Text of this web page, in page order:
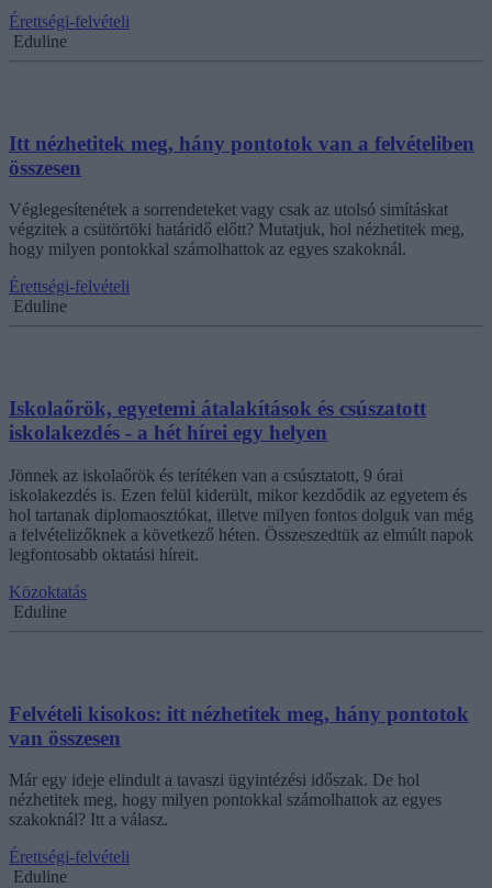
Érettségi-felvételi
Eduline
Itt nézhetitek meg, hány pontotok van a felvételiben
összesen
Véglegesítenétek a sorrendeteket vagy csak az utolsó simításkat
végzitek a csütörtöki határidő előtt? Mutatjuk, hol nézhetitek meg,
hogy milyen pontokkal számolhattok az egyes szakoknál.
Érettségi-felvételi
Eduline
Iskolaőrök, egyetemi átalakítások és csúszatott
iskolakezdés - a hét hírei egy helyen
Jönnek az iskolaőrök és terítéken van a csúsztatott, 9 órai
iskolakezdés is. Ezen felül kiderült, mikor kezdődik az egyetem és
hol tartanak diplomaosztókat, illetve milyen fontos dolguk van még
a felvételizőknek a következő héten. Összeszedtük az elmúlt napok
legfontosabb oktatási híreit.
Közoktatás
Eduline
Felvételi kisokos: itt nézhetitek meg, hány pontotok
van összesen
Már egy ideje elindult a tavaszi ügyintézési időszak. De hol
nézhetitek meg, hogy milyen pontokkal számolhattok az egyes
szakoknál? Itt a válasz.
Érettségi-felvételi
Eduline